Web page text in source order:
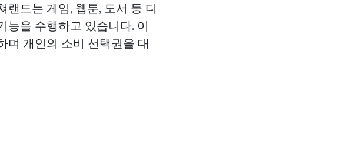
드는 게임, 웹툰, 도서 등 디
능을 수행하고 있습니다. 이
며 개인의 소비 선택권을 대